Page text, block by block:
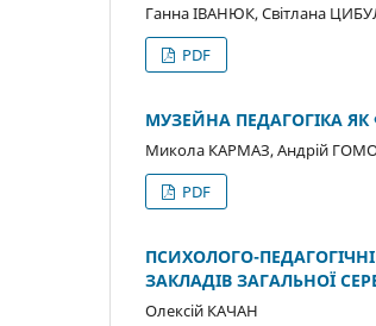
Ганна ІВАНЮК, Світлана
PDF
МУЗЕЙНА ПЕДАГОГІКА ЯК
Микола КАРМАЗ, Андрій
PDF
ПСИХОЛОГО-
ЗАКЛАДІВ ЗАГАЛЬНОЇ
Олексій КАЧАН